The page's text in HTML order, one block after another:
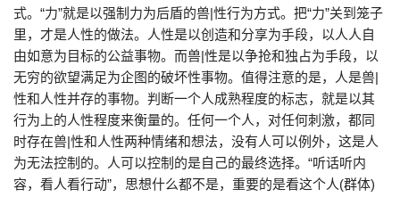
式。“力”就是以强制力为后盾的兽|性行为方式。把“力”关到笼子
里，才是人性的做法。人性是以创造和分享为手段，以人人自
由如意为目标的公益事物。而兽|性是以争抢和独占为手段，以
无穷的欲望满足为企图的破坏性事物。值得注意的是，人是兽|
性和人性并存的事物。判断一个人成熟程度的标志，就是以其
行为上的人性程度来衡量的。任何一个人，对任何刺激，都同
时存在兽|性和人性两种情绪和想法，没有人可以例外，这是人
为无法控制的。人可以控制的是自己的最终选择。“听话听内
容，看人看行动”，思想什么都不是，重要的是看这个人(群体)